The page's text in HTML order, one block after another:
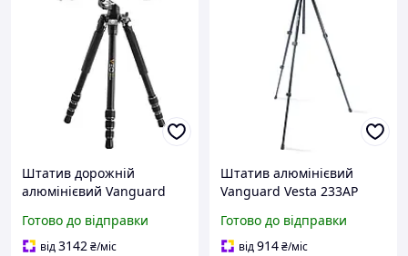
Штатив дорожній
алюмінієвий Vanguard
264AB)
Готово до відправки
від3142₴/міс
Штатив алюмінієвий
Vanguard Vesta 233AP
Готово до відправки
від914₴/міс